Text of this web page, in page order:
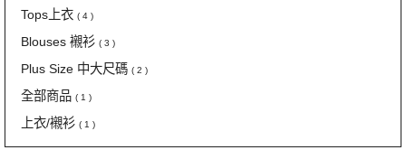
Tops上衣 ( 4 )
Blouses 襯衫 ( 3 )
Plus Size 中大尺碼 ( 2 )
全部商品 ( 1 )
上衣/襯衫 ( 1 )